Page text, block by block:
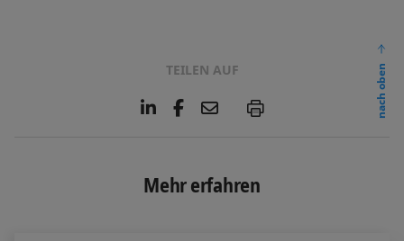
TEILEN AUF
L
e
d
F
o
E
l
P
nach oben
Mehr erfahren